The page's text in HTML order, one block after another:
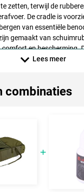
zetten, terwijl de
De cradle is
van essentiële
gemaakt van
en bescherming.
op te bergen in
Lees meer
combinaties